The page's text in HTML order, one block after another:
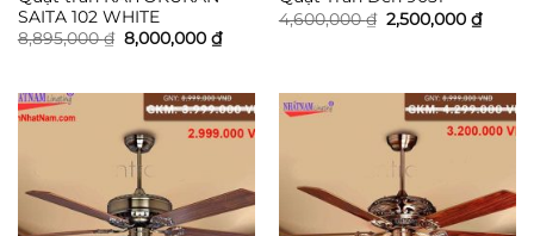
SAITA 102 WHITE
8,895,000₫ Giá
gốc
8,000,000 ₫Giá
hiện
8,000,000 ₫.
4,600,000₫ Giá
gốc
2,500,000 ₫Giá
hiện